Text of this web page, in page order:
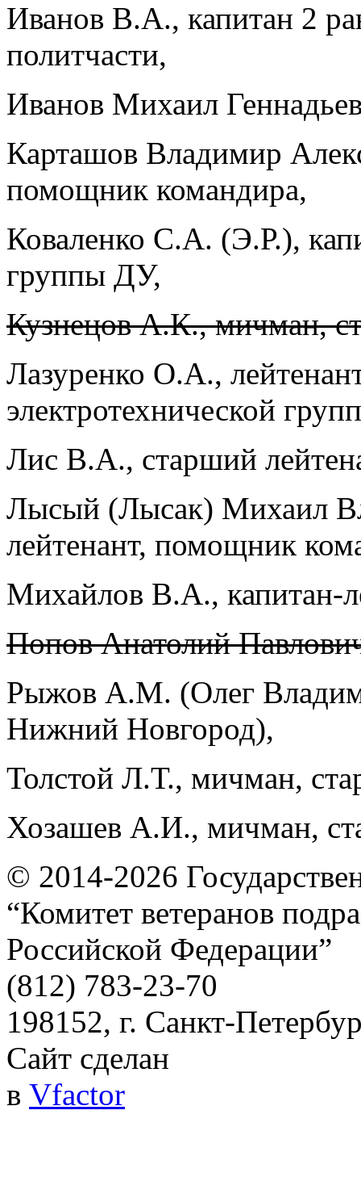
Иванов В.А., капитан 2
политчасти,
Иванов Михаил
Карташов Владимир
помощник командира,
Коваленко С.А. (Э.Р.),
группы ДУ,
Кузнецов А.К., мичман,
Лазуренко О.А.,
электротехнической
Лис В.А., старший
Лысый (Лысак) Михаил
лейтенант, помощник
Михайлов В.А., капитан-
Попов Анатолий
Рыжов А.М. (Олег
Нижний Новгород),
Толстой Л.Т., мичман,
Хозашев А.И., мичман,
© 2014-2026
“Комитет ветеранов
Российской Федерации”
(812) 783-23-70
198152, г. Санкт-
Сайт сделан
в Vfactor